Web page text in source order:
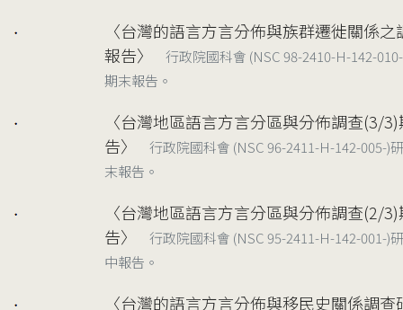
〈台灣的語言方言分佈與族群遷徙關係之
報告〉
行政院國科會 (NSC 98-2410-H-142-
期末報告。
〈台灣地區語言方言分區與分佈調查(3/
告〉
行政院國科會 (NSC 96-2411-H-142-005-)
末報告。
〈台灣地區語言方言分區與分佈調查(2/
告〉
行政院國科會 (NSC 95-2411-H-142-001-)
中報告。
〈台灣的語言方言分佈與移民史關係調查